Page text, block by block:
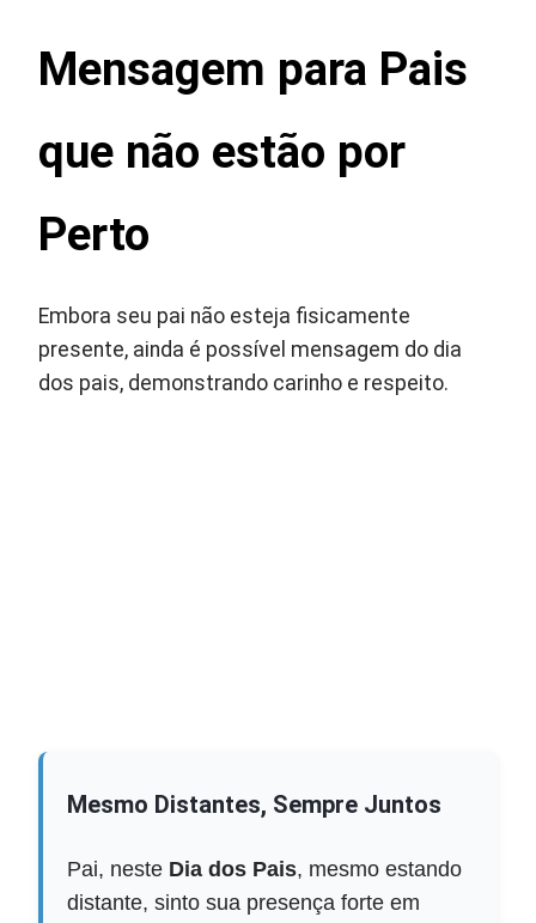
Mensagem para Pais
que não estão por
Perto
Embora seu pai não esteja fisicamente
presente, ainda é possível mensagem do dia
dos pais, demonstrando carinho e respeito.
Mesmo Distantes, Sempre Juntos
Pai, neste Dia dos Pais, mesmo estando
distante, sinto sua presença forte em